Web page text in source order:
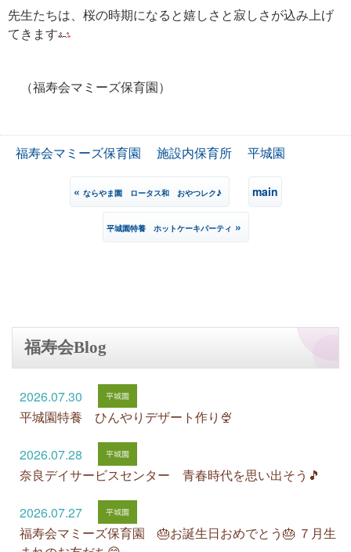
先生たちは、桜の時期になると嬉しさと寂しさが込み上げ
てきます
（福寿会マミーズ保育園）
福寿会マミーズ保育園 施設内保育所 平城園
« ならやま園 ロータス和 おやつレク♪ main
平城園特養 ホットケーキパーティ »
福寿会Blog
2026.07.30
平城園特養 ひんやりデザート作り🍨
2026.07.28
奈良デイサービスセンター 青春時代を思い出そう🎵
2026.07.27
福寿会マミーズ保育園 🎂お誕生日おめでとう🎂 ７月生